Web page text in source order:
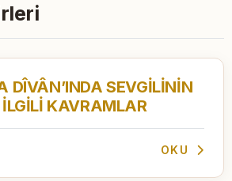
DÎVÂN’INDA SEVGİLİNİN
KAVRAMLAR
OKU